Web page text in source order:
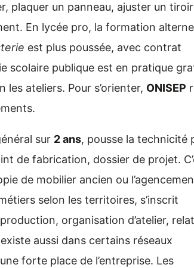
plaquer un panneau, ajuster un
En lycée pro, la formation alterne
est plus poussée, avec contrat
scolaire publique est en pratique
les ateliers. Pour s’orienter, ONISEP
sur 2 ans, pousse la technicité
de fabrication, dossier de projet.
de mobilier ancien ou
selon les territoires, s’inscrit
organisation d’atelier,
existe aussi dans certains réseaux
forte place de l’entreprise. Les